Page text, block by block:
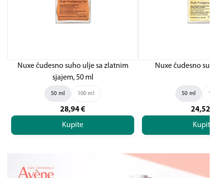
Nuxe čudesno suho ulje sa zlatnim
sjajem, 50 ml
50 ml 100 ml
28,94€
Kupite
Nuxe čudesno
50 ml
24,52
Kupite